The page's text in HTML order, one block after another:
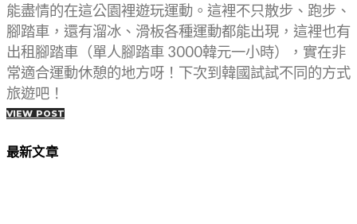
能盡情的在這公園裡遊玩運動。這裡不只散步、跑步、
腳踏車，還有溜冰、滑板各種運動都能出現，這裡也有
出租腳踏車（單人腳踏車 3000韓元一小時），實在非
常適合運動休憩的地方呀！下次到韓國試試不同的方式
旅遊吧！
VIEW POST
最新文章